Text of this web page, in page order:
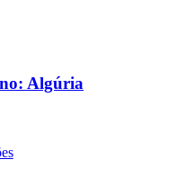
Algúria